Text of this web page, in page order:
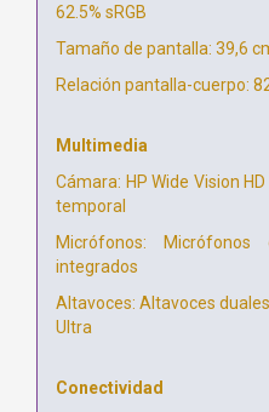
62.5% sRGB
Tamaño de pantalla: 39,6
Relación pantalla-cuerpo:
Multimedia
Cámara: HP Wide Vision
temporal
Micrófonos:
integrados
Altavoces: Altavoces
Ultra
Conectividad